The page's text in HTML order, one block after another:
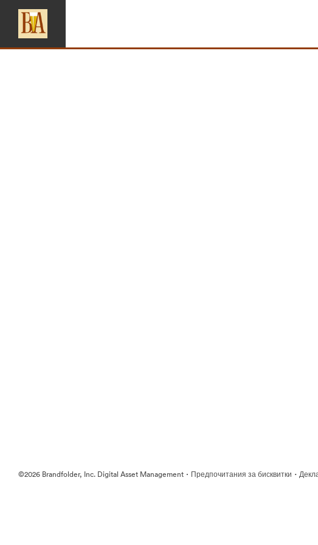
©2026 Brandfolder, Inc. Digital Asset Management · Предпочитания за бисквитки ·